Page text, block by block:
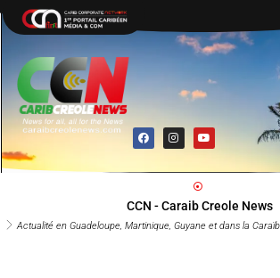
au
F
a
c
b
k
I
n
s
a
a
Y
o
u
u
Actualité en Guadeloupe, Martinique, Guyane et dans la
CCN - Caraib Creole News